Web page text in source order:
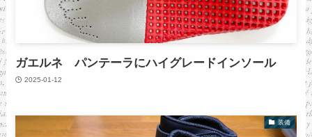
ガエルネ パンテーラにハイグレードインソール
2025-01-12
装備